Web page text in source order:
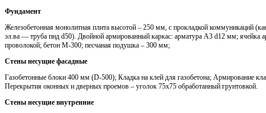
Фундамент
Железобетонная монолитная плита высотой – 250 мм, с прокладкой коммуникаций
эл.ва — труба пнд d50). Двойной армированный каркас: арматура A3 d12 мм; ячейка
проволокой; бетон М-300; песчаная подушка – 300 мм;
Стены несущие фасадные
Газобетонные блоки 400 мм (D-500); Кладка на клей для газобетона; Армирование
Перекрытия оконных и дверных проемов – уголок 75х75 обработанный грунтовкой.
Стены несущие внутренние